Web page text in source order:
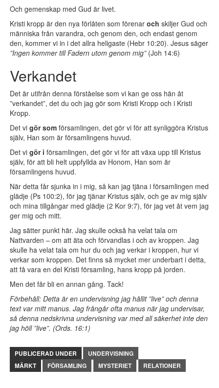
Och gemenskap med Gud är livet.
Kristi kropp är den nya förlåten som förenar och skiljer Gud och
människa från varandra, och genom den, och endast genom
den, kommer vi in i det allra heligaste (Hebr 10:20). Jesus säger
”Ingen kommer till Fadern utom genom mig”(Joh 14:6)
Verkandet
Det är utifrån denna förståelse som vi kan ge oss hän åt
”verkandet”, det du och jag gör som Kristi Kropp och i Kristi
Kropp.
Det vi gör som församlingen, det gör vi för att synliggöra Kristus
själv, Han som är församlingens huvud.
Det vi gör i församlingen, det gör vi för att växa upp till Kristus
själv, för att bli helt uppfyllda av Honom, Han som är
församlingens huvud.
När detta får sjunka in i mig, så kan jag tjäna i församlingen med
glädje (Ps 100:2), för jag tjänar Kristus själv, och ge av mig själv
och mina tillgångar med glädje (2 Kor 9:7), för jag vet åt vem jag
ger mig och mitt.
Jag sätter punkt här. Jag skulle också ha velat tala om
Nattvarden – om att äta och förvandlas i och av kroppen. Jag
skulle ha velat tala om hur du och jag verkar i kroppen, hur vi
verkar som kroppen. Det finns så mycket mer underbart i detta,
att få vara en del Kristi församling, hans kropp på jorden.
Men det får bli en annan gång. Tack!
Förbehåll: Detta är en undervisning jag hållit ”live” och denna
text var mitt manus. Jag frångår ofta manus när jag undervisar,
så denna nedskrivna undervisning var med all säkerhet inte den
jag höll ”live”. (Ords. 16:1)
PUBLICERAD UNDER
UNDERVISNING
MÄRKT
FÖRSAMLING MYSTERIET RELATIONER